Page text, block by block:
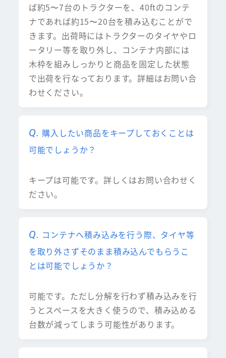
ば約5〜7台のトラクターを、40ftのコンテ
ナであれば約15〜20台を積み込むことがで
きます。出荷時にはトラクターのタイヤやロ
ータリー等を取り外し、コンテナ内部には
木枠を組みしっかりと商品を固定した状態
で出荷を行なっております。詳細はお問い合
わせください。
購入したい商品をキープしておくことは
可能でしょうか？
キープは可能です。詳しくはお問い合わせく
ださい。
コンテナへ積み込みを行う際、タイヤ等
を取り外さずそのまま積み込んでもらうこ
とは可能でしょうか？
可能です。ただし分解を行わず積み込みを行
うとスペースを大きく使うので、積み込める
台数が減ってしまう可能性があります。